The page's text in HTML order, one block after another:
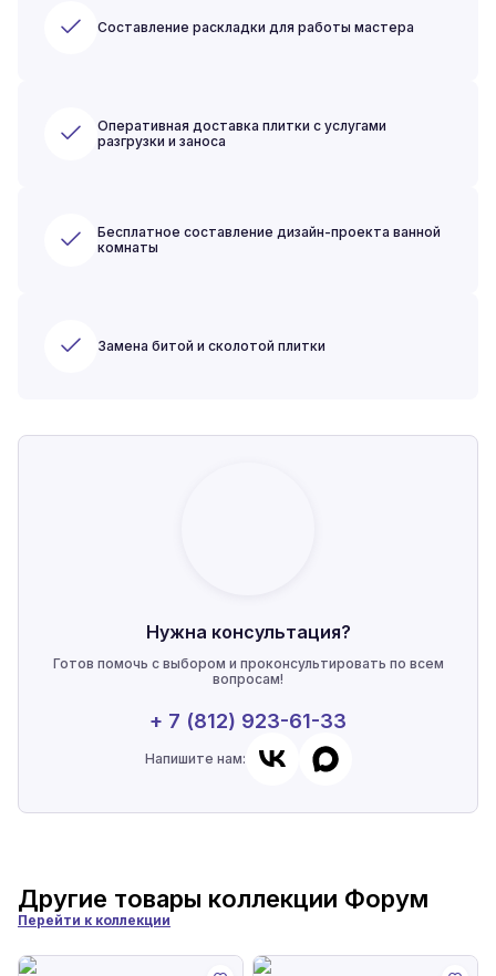
Составление раскладки для работы мастера
Оперативная доставка плитки с услугами
разгрузки и заноса
Бесплатное составление дизайн-проекта ванной
комнаты
Замена битой и сколотой плитки
Нужна консультация?
Готов помочь с выбором и проконсультировать по всем
вопросам!
+ 7 (812) 923-61-33
Напишите нам:
Другие товары коллекции Форум
Перейти к коллекции